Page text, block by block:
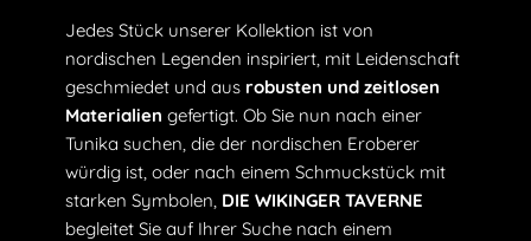
Historische Authentizität:
Entwickelt, um den
traditionellen Wikinger-Stil widerzuspiegeln.
Vielseitig: Ideal für Cosplay, Reenactment und
Festivals.
Optimaler Tragekomfort: Hergestellt aus leichten
Materialien für ein angenehmes Tragegefühl.
Leicht
: Trägt nicht auf den Schultern und bietet
Bewegungsfreiheit.
Jedes Stück unserer Kollektion ist von
nordischen Legenden inspiriert, mit Leidenschaft
geschmiedet und aus robusten und zeitlosen
Materialien gefertigt. Ob Sie nun nach einer
Tunika suchen, die der nordischen Eroberer
würdig ist, oder nach einem Schmuckstück mit
starken Symbolen, DIE WIKINGER TAVERNE
begleitet Sie auf Ihrer Suche nach einem